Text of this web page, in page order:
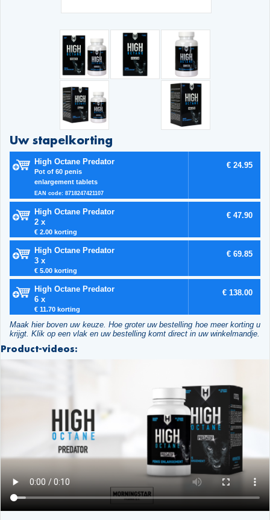
Uw stapelkorting
High Octane Predator
Pot of 60 penis
enlargement tablets
EAN code: 8718247421107
€ 24.95
High Octane Predator
2 x
€ 2.00 korting
€ 47.90
High Octane Predator
3 x
€ 5.00 korting
€ 69.85
High Octane Predator
6 x
€ 11.70 korting
€ 138.00
Maak hier boven uw keuze. Hoe groter uw bestelling hoe meer korting u
krijgt. Klik op een vlak en uw bestelling komt direct in uw winkelmandje.
Product-videos: